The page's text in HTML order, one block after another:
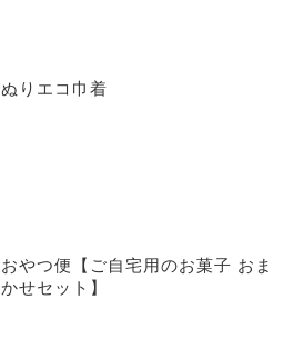
ぬりエコ巾着
おやつ便【ご自宅用のお菓子 おま
かせセット】